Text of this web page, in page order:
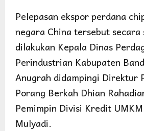
Pelepasan ekspor perdana
negara China tersebut secara
dilakukan Kepala Dinas
Perindustrian Kabupaten
Anugrah didampingi Direktur
Porang Berkah Dhian
Pemimpin Divisi Kredit
Mulyadi.